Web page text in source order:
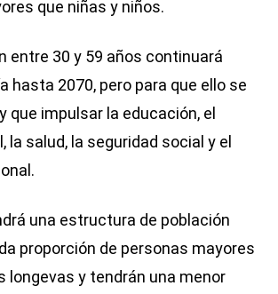
que niñas y niños.
entre 30 y 59 años continuará
hasta 2070, pero para que ello se
que impulsar la educación, el
la salud, la seguridad social y el
una estructura de población
proporción de personas mayores
longevas y tendrán una menor